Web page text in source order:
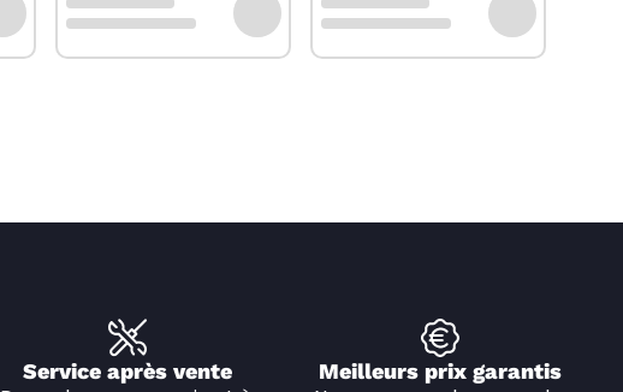
Service après vente Meilleurs prix garantis